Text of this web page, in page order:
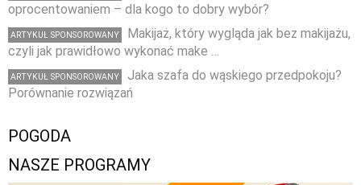
oprocentowaniem – dla kogo to dobry wybór?
ARTYKUŁ SPONSOROWANY
Makijaż, który wygląda jak bez makijażu,
czyli jak prawidłowo wykonać make …
ARTYKUŁ SPONSOROWANY
Jaka szafa do wąskiego przedpokoju?
Porównanie rozwiązań
POGODA
NASZE PROGRAMY